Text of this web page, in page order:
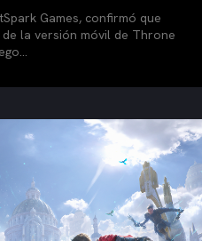
Games, confirmó que
la versión móvil de Throne